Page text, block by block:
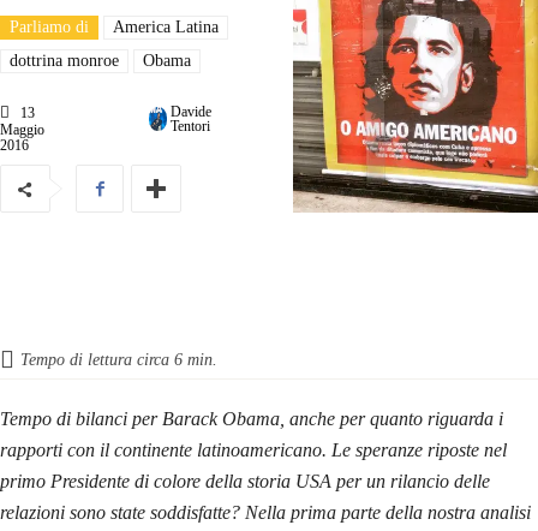
Parliamo di
America Latina
dottrina monroe
Obama
13
Maggio
2016
Davide
Tentori
Tempo di lettura circa 6 min.
Tempo di bilanci per Barack Obama, anche per quanto riguarda i
rapporti con il continente latinoamericano. Le speranze riposte nel
primo Presidente di colore della storia USA per un rilancio delle
relazioni sono state soddisfatte? Nella prima parte della nostra analisi